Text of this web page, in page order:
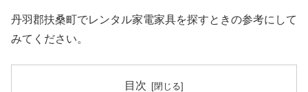
丹羽郡扶桑町でレンタル家電家具を探すときの参考にして
みてください。
目次